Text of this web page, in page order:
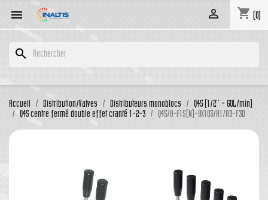
 shopping_cart (0)

search
Accueil Distribution/Valves Distributeurs monoblocs
Q45 (1/2'' - 60L/min)
Q45 centre fermé double effet cranté 1-2-3
Q45/8-F1S(N)-8X103/A1/R3-F3D